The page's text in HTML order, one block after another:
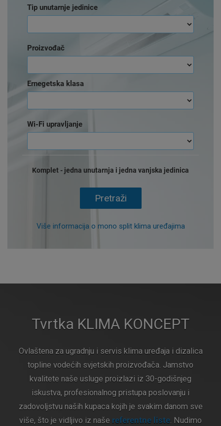
Tip unutarnje jedinice
Proizvođač
Ernegetska klasa
Wi-Fi upravljanje
Komplet - jedna unutarnja i jedna vanjska jedinica
Pretraži
Više informacija o mono split klima uređajima
Tvrtka KLIMA KONCEPT
Ovlaštena za ugradnju i servis klima uređaja i dizalica
topline vodećih svjetskih proizvođača. Jamstvo
kvalitete naše usluge proizlazi iz 30-godišnjeg
iskustva, profesionalnog pristupa poslovanju i
zadovoljstvu naših kupaca kojih je svakim danom sve
više, što je vidljivo iz naše referentne liste. Nudimo